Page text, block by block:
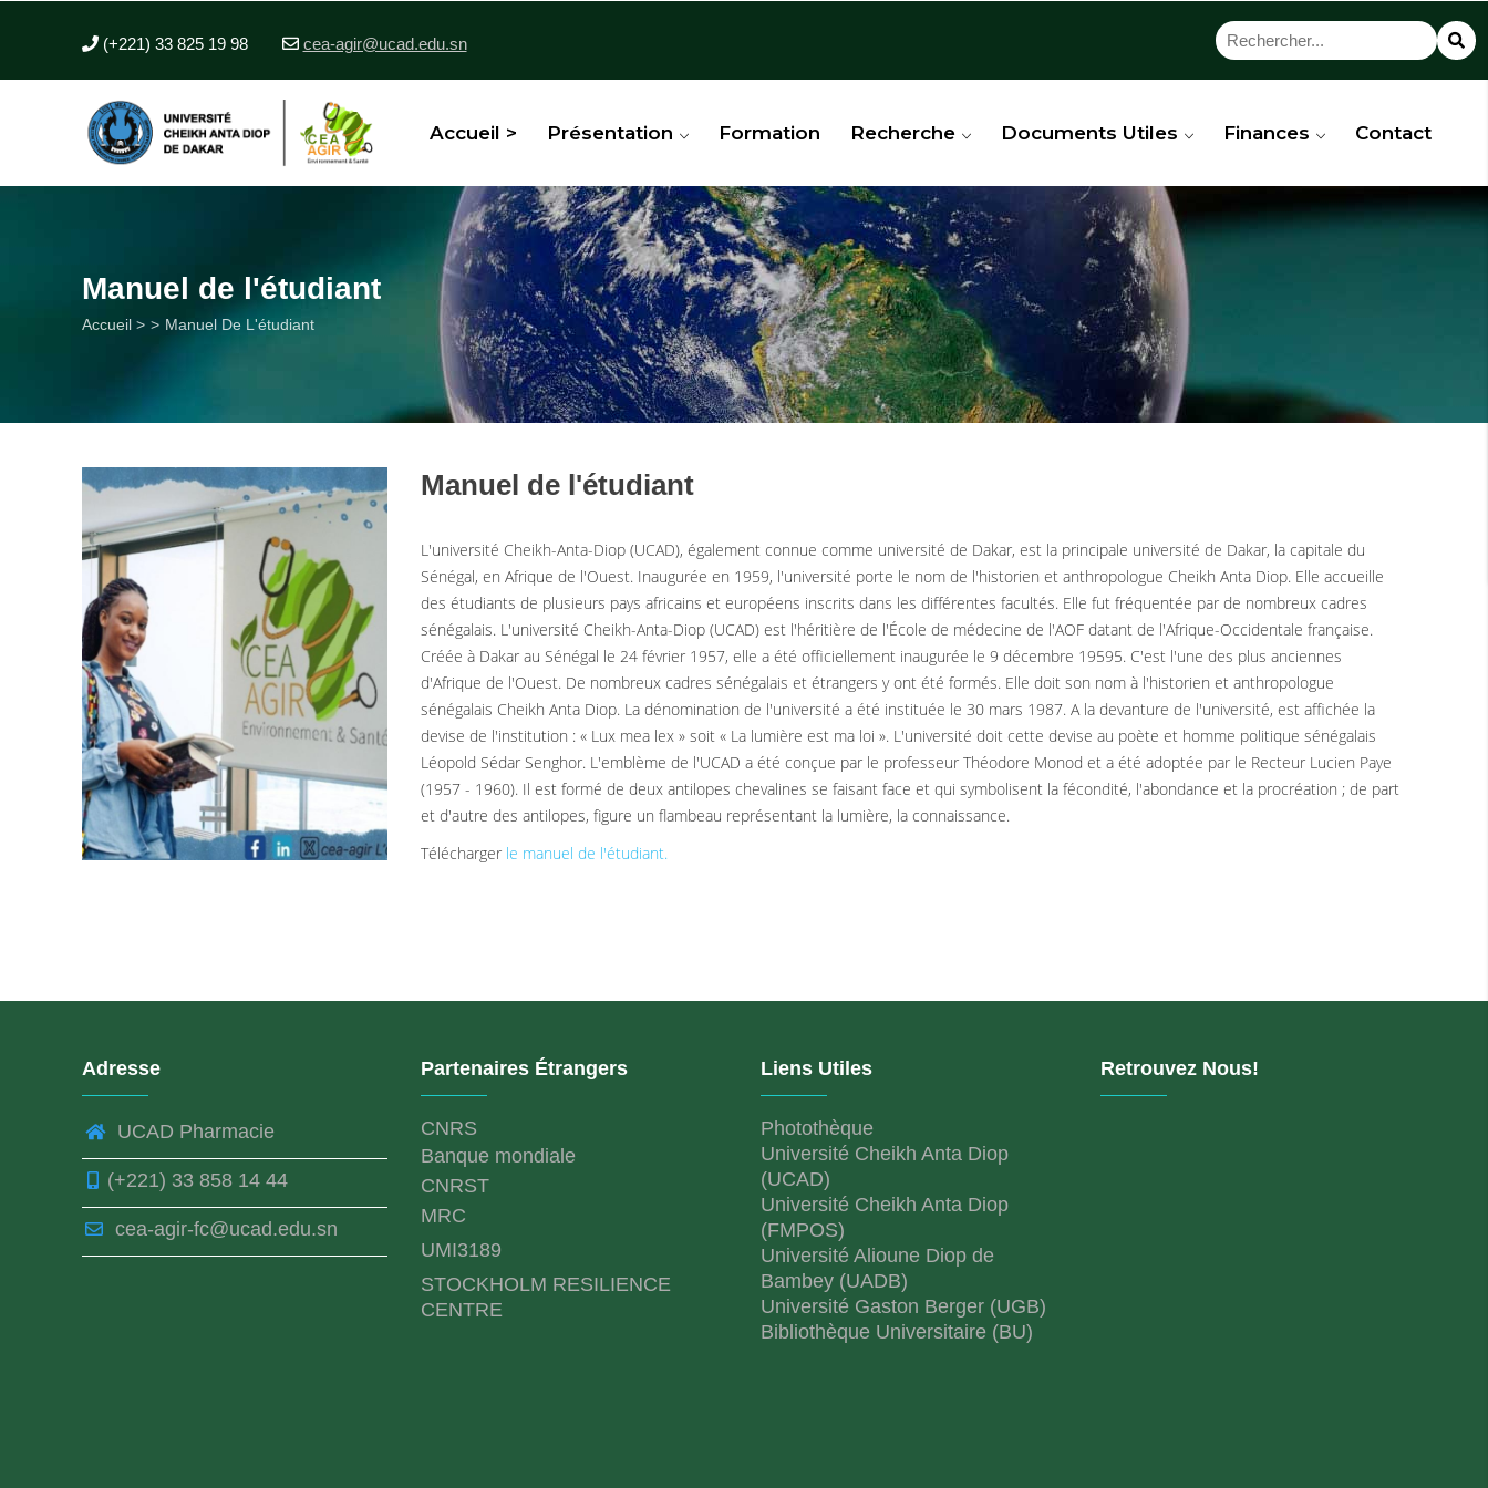
(+221) 33 825 19 98 cea-agir@ucad.edu.sn
Accueil > Présentation Formation Recherche Documents Utiles Finances Contact
Manuel de l'étudiant
Fil
Accueil > Manuel De L'étudiant
Manuel de l'étudiant
L'université Cheikh-Anta-Diop (UCAD), également connue comme université de Dakar, est la principale université de Dakar, la capitale du
Sénégal, en Afrique de l'Ouest. Inaugurée en 1959, l'université porte le nom de l'historien et anthropologue Cheikh Anta Diop. Elle accueille
des étudiants de plusieurs pays africains et européens inscrits dans les différentes facultés. Elle fut fréquentée par de nombreux cadres
sénégalais. L'université Cheikh-Anta-Diop (UCAD) est l'héritière de l'École de médecine de l'AOF datant de l'Afrique-Occidentale française.
Créée à Dakar au Sénégal le 24 février 1957, elle a été officiellement inaugurée le 9 décembre 19595. C'est l'une des plus anciennes
d'Afrique de l'Ouest. De nombreux cadres sénégalais et étrangers y ont été formés. Elle doit son nom à l'historien et anthropologue
sénégalais Cheikh Anta Diop. La dénomination de l'université a été instituée le 30 mars 1987. A la devanture de l'université, est affichée la
devise de l'institution : « Lux mea lex » soit « La lumière est ma loi ». L'université doit cette devise au poète et homme politique sénégalais
Léopold Sédar Senghor. L'emblème de l'UCAD a été conçue par le professeur Théodore Monod et a été adoptée par le Recteur Lucien Paye
(1957 - 1960). Il est formé de deux antilopes chevalines se faisant face et qui symbolisent la fécondité, l'abondance et la procréation ; de part
et d'autre des antilopes, figure un flambeau représentant la lumière, la connaissance.
Télécharger le manuel de l'étudiant.
Adresse
UCAD Pharmacie
(+221) 33 858 14 44
cea-agir-fc@ucad.edu.sn
Partenaires Étrangers
CNRS
Banque mondiale
CNRST
MRC
UMI3189
STOCKHOLM RESILIENCE
CENTRE
Liens Utiles
Photothèque
Université Cheikh Anta Diop
(UCAD)
Université Cheikh Anta Diop
(FMPOS)
Université Alioune Diop de
Bambey (UADB)
Université Gaston Berger (UGB)
Bibliothèque Universitaire (BU)
Retrouvez Nous!